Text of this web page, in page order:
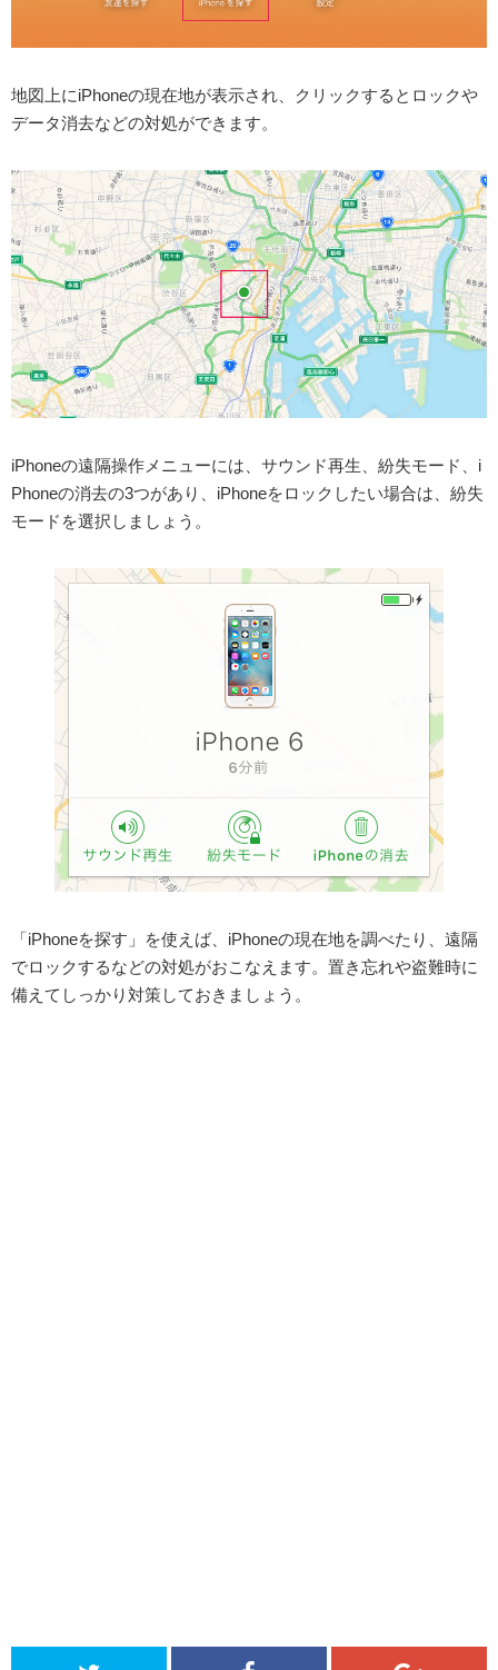
地図上にiPhoneの現在地が表示され、クリックするとロックや
データ消去などの対処ができます。
iPhoneの遠隔操作メニューには、サウンド再生、紛失モード、i
Phoneの消去の3つがあり、iPhoneをロックしたい場合は、紛失
モードを選択しましょう。
「iPhoneを探す」を使えば、iPhoneの現在地を調べたり、遠隔
でロックするなどの対処がおこなえます。置き忘れや盗難時に
備えてしっかり対策しておきましょう。